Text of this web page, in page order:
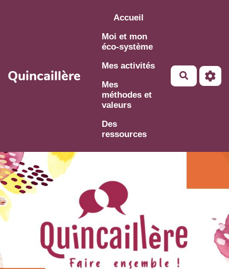
Aller au contenu principal
Quincaillère
Accueil
Moi et mon
éco-système
Mes activités
Mes
méthodes et
valeurs
Des
ressources